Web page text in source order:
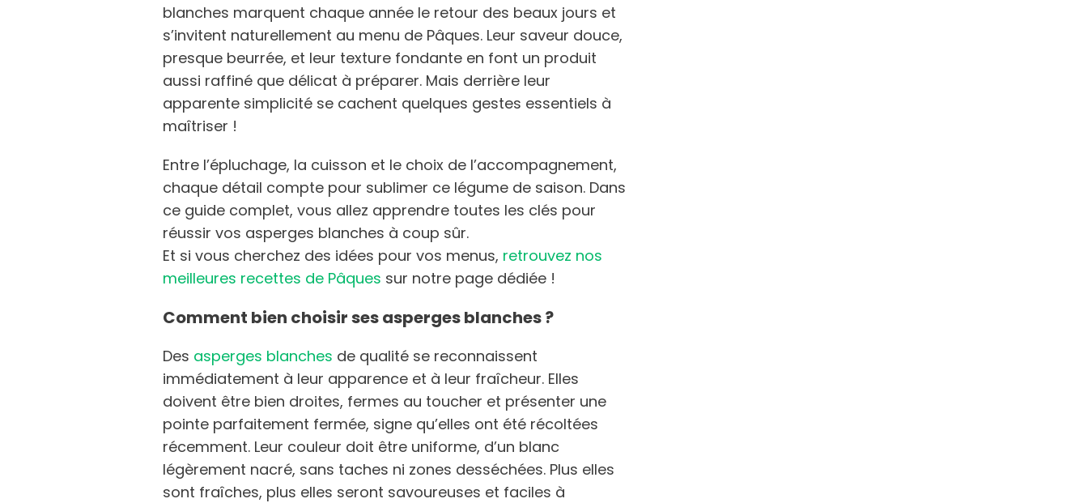
blanches marquent chaque année le retour des beaux jours et
s’invitent naturellement au menu de Pâques. Leur saveur douce,
presque beurrée, et leur texture fondante en font un produit
aussi raffiné que délicat à préparer. Mais derrière leur
apparente simplicité se cachent quelques gestes essentiels à
maîtriser !
Entre l’épluchage, la cuisson et le choix de l’accompagnement,
chaque détail compte pour sublimer ce légume de saison. Dans
ce guide complet, vous allez apprendre toutes les clés pour
réussir vos asperges blanches à coup sûr.
Et si vous cherchez des idées pour vos menus, retrouvez nos
meilleures recettes de Pâques sur notre page dédiée !
Comment bien choisir ses asperges blanches ?
Des asperges blanches de qualité se reconnaissent
immédiatement à leur apparence et à leur fraîcheur. Elles
doivent être bien droites, fermes au toucher et présenter une
pointe parfaitement fermée, signe qu’elles ont été récoltées
récemment. Leur couleur doit être uniforme, d’un blanc
légèrement nacré, sans taches ni zones desséchées. Plus elles
sont fraîches, plus elles seront savoureuses et faciles à